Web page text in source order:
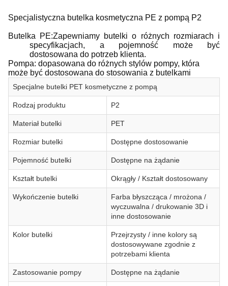
Specjalistyczna butelka kosmetyczna PE z pompą P2
Butelka PE:Zapewniamy butelki o różnych rozmiarach i
specyfikacjach, a pojemność może być
dostosowana do potrzeb klienta.
Pompa: dopasowana do różnych stylów pompy, która
może być dostosowana do stosowania z butelkami
Specjalne butelki PET kosmetyczne z pompą
Rodzaj produktu P2
Materiał butelki PET
Rozmiar butelki Dostępne dostosowanie
Pojemność butelki Dostępne na żądanie
Kształt butelki Okrągły / Kształt dostosowany
Wykończenie butelki
Farba błyszcząca / mrożona /
wyczuwalna / drukowanie 3D i
inne dostosowanie
Kolor butelki
Przejrzysty / inne kolory są
dostosowywane zgodnie z
potrzebami klienta
Zastosowanie pompy Dostępne na żądanie